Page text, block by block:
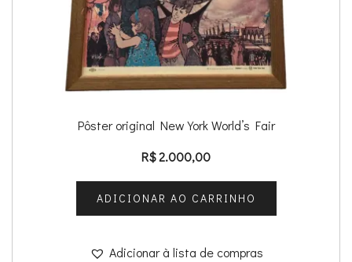
Pôster original New York World’s Fair
R$2.000,00
ADICIONAR AO CARRINHO
Adicionar à lista de compras